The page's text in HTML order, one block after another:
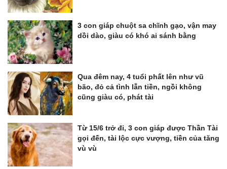
3 con giáp chuột sa chĩnh gạo, vận may
dồi dào, giàu có khó ai sánh bằng
Qua đêm nay, 4 tuổi phất lên như vũ
bão, đỏ cả tình lẫn tiền, ngồi không
cũng giàu có, phát tài
Từ 15/6 trở đi, 3 con giáp được Thần Tài
gọi đến, tài lộc cực vượng, tiền của tăng
vù vù